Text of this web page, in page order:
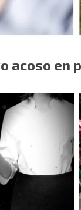
acoso en